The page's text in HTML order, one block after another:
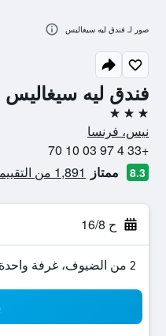
فندق ليه سيغاليس
3 نجوم
نيس، فرنسا
+33 4 97 03 10 70
8.3 ممتاز 1,891 من التقييمات تم التحقق منها
ح 16/8
2 من الضيوف، غرفة واحدة
صور لـ فندق ليه سيغاليس